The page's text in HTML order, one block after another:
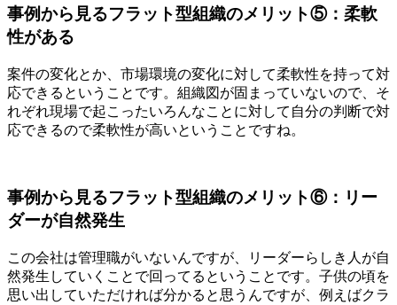
事例から見るフラット型組織のメリット⑤：柔軟
性がある
案件の変化とか、市場環境の変化に対して柔軟性を持って対
応できるということです。組織図が固まっていないので、そ
れぞれ現場で起こったいろんなことに対して自分の判断で対
応できるので柔軟性が高いということですね。
事例から見るフラット型組織のメリット⑥：リー
ダーが自然発生
この会社は管理職がいないんですが、リーダーらしき人が自
然発生していくことで回ってるということです。子供の頃を
思い出していただければ分かると思うんですが、例えばクラ